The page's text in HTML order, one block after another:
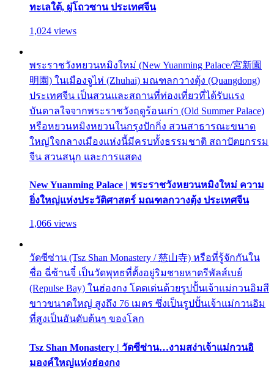
ทะเลใต้, ผู่โถวซาน ประเทศจีน
1,024 views
พระราชวังหยวนหมิงใหม่ (New Yuanming Palace/宮新園
明園) ในเมืองจูไห่ (Zhuhai) มณฑลกวางตุ้ง (Quangdong)
ประเทศจีน เป็นสวนและสถานที่ท่องเที่ยวที่ได้รับแรง
บันดาลใจจากพระราชวังฤดูร้อนเก่า (Old Summer Palace)
หรือหยวนหมิงหยวนในกรุงปักกิ่ง สวนสาธารณะขนาด
ใหญ่ใจกลางเมืองแห่งนี้มีครบทั้งธรรมชาติ สถาปัตยกรรม
จีน สวนสนุก และการแสดง
New Yuanming Palace | พระราชวังหยวนหมิงใหม่ ความ
ยิ่งใหญ่แห่งประวัติศาสตร์ มณฑลกวางตุ้ง ประเทศจีน
1,066 views
วัดซีซ่าน (Tsz Shan Monastery / 慈山寺) หรือที่รู้จักกันใน
ชื่อ ฉี่ซ้านจี๋ เป็นวัดพุทธที่ตั้งอยู่ริมชายหาดรีพัลส์เบย์
(Repulse Bay) ในฮ่องกง โดดเด่นด้วยรูปปั้นเจ้าแม่กวนอิมสี
ขาวขนาดใหญ่ สูงถึง 76 เมตร ซึ่งเป็นรูปปั้นเจ้าแม่กวนอิม
ที่สูงเป็นอันดับต้นๆ ของโลก
Tsz Shan Monastery | วัดซีซ่าน…งามสง่าเจ้าแม่กวนอิ
มองค์ใหญ่แห่งฮ่องกง